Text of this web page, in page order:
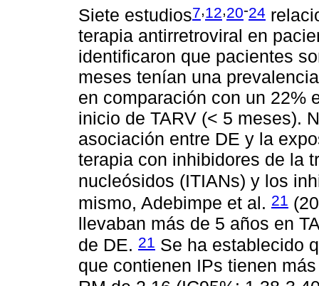
Siete estudios7,12,20-24
terapia antirretroviral en
identificaron que pacientes
meses tenían una
en comparación con un 22%
inicio de TARV (< 5 meses).
asociación entre DE y la
terapia con inhibidores de la
nucleósidos (ITIANs) y los
mismo, Adebimpe et al. 21
llevaban más de 5 años en
de DE. 21 Se ha establecido
que contienen IPs tienen